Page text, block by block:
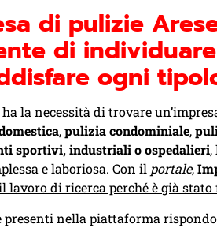
di pulizie
di
ogni
la necessità di trovare
,pulizia condominiale,
sportivi, industriali o ospedalieri
e laboriosa. Con il portale,
lavoro di ricerca perché è già
presenti nella piattaforma